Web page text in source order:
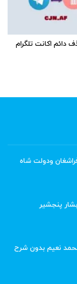
دائم اکانت تلگرام
ودولت شاه
پنجشیر
نعیم بدون شرح